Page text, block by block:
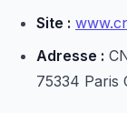
Site :
Adresse :
75334 Paris